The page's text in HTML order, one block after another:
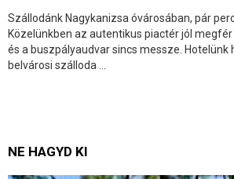
Szállodánk Nagykanizsa óvárosában, pár
Közelünkben az autentikus piactér jól
és a buszpályaudvar sincs messze. Hotelünk
belvárosi szálloda ...
NE HAGYD KI